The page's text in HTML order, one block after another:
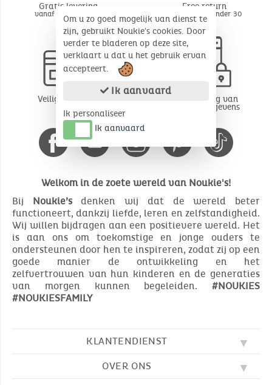
Gratis levering
vanaf 49€ aankoop
Free return
BE - FR - LU onder 30
dagen*
Veilige betaling Bescherming van
persoonsgegevens
Welkom in de zoete wereld van Noukie's!
Bij Noukie’sdenken wij dat de wereld beter
functioneert, dankzij liefde, leren en zelfstandigheid.
Wij willen bijdragen aan een positievere wereld. Het
is aan ons om toekomstige en jonge ouders te
ondersteunen door hen te inspireren, zodat zij op een
goede manier de ontwikkeling en het
zelfvertrouwen van hun kinderen en de generaties
van morgen kunnen begeleiden. #NOUKIES
#NOUKIESFAMILY
KLANTENDIENST
FAQ
OVER ONS
Om u zo goed mogelijk van dienst te
zijn, gebruikt Noukie's cookies. Door
verder te bladeren op deze site,
verklaart u dat u het gebruik ervan
accepteert.
Ik aanvaard
Ik personaliseer
Ik aanvaard